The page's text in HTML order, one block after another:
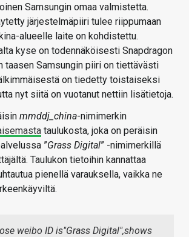
Samsungin omaa valmistetta.
järjestelmäpiiri tulee riippumaan
alueelle laite on kohdistettu.
kyse on todennäköisesti Snapdragon
taasen Samsungin piiri on tiettävästi
on tiedetty toistaiseksi
nyt siitä on vuotanut nettiin lisätietoja.
mmddj_china-nimimerkin
taulukosta, joka on peräisin
”Grass Digital” -nimimerkillä
Taulukon tietoihin kannattaa
pienellä varauksella, vaikka ne
weibo ID is"Grass Digital",shows